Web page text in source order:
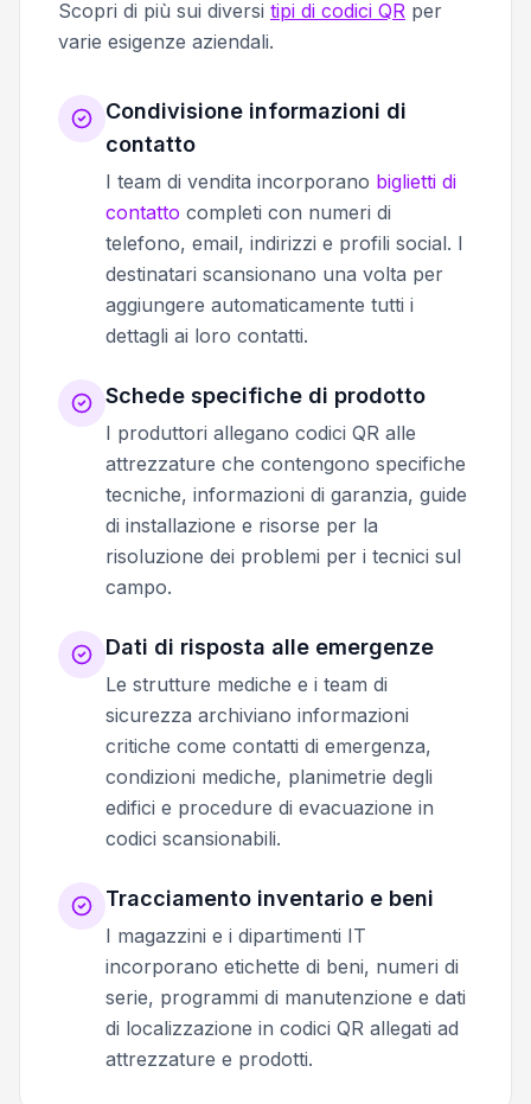
Scopri di più sui diversi tipi di codici QR per
varie esigenze aziendali.
Condivisione informazioni di
contatto
I team di vendita incorporano biglietti di
contatto completi con numeri di
telefono, email, indirizzi e profili social. I
destinatari scansionano una volta per
aggiungere automaticamente tutti i
dettagli ai loro contatti.
Schede specifiche di prodotto
I produttori allegano codici QR alle
attrezzature che contengono specifiche
tecniche, informazioni di garanzia, guide
di installazione e risorse per la
risoluzione dei problemi per i tecnici sul
campo.
Dati di risposta alle emergenze
Le strutture mediche e i team di
sicurezza archiviano informazioni
critiche come contatti di emergenza,
condizioni mediche, planimetrie degli
edifici e procedure di evacuazione in
codici scansionabili.
Tracciamento inventario e beni
I magazzini e i dipartimenti IT
incorporano etichette di beni, numeri di
serie, programmi di manutenzione e dati
di localizzazione in codici QR allegati ad
attrezzature e prodotti.